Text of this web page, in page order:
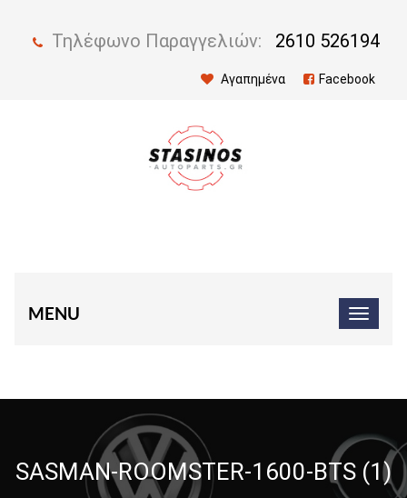
Τηλέφωνο Παραγγελιών: 2610 526194
Αγαπημένα Facebook
MENU
SASMAN-ROOMSTER-1600-BTS (1)